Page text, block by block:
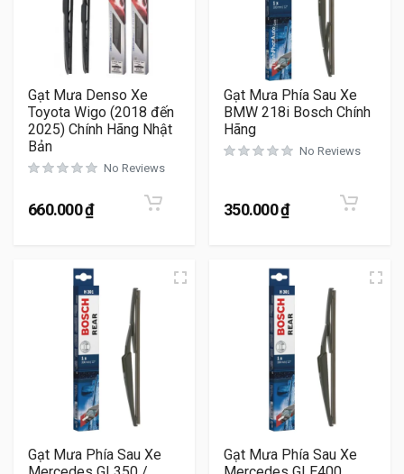
Gạt Mưa Denso Xe
Toyota Wigo (2018 đến
2025) Chính Hãng Nhật
Bản
No Reviews
660.000₫
Gạt Mưa Phía Sau Xe
BMW 218i Bosch Chính
Hãng
No Reviews
350.000₫
Gạt Mưa Phía Sau Xe
Gạt Mưa Phía Sau Xe